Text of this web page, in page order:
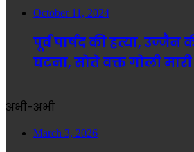
October 11, 2024
पूर्व पार्षद की हत्या,
घटना, सोते वक्त गोली मारी
अभी-अभी
March 3, 2026